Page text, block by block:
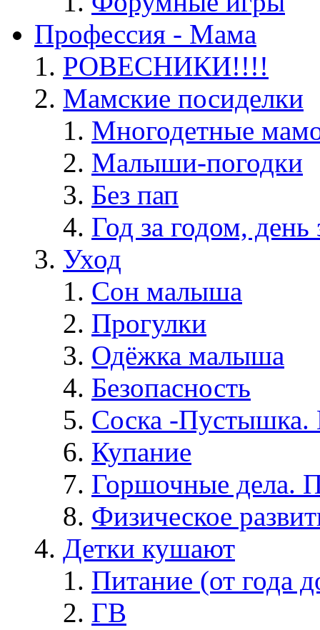
Профессия - Мама
РОВЕСНИКИ!!!!
Мамские посиделки
Многодетные
Малыши-погодки
Без пап
Год за годом, день
Уход
Сон малыша
Прогулки
Одёжка малыша
Безопасность
Соска -
Купание
Горшочные дела.
Физическое
Детки кушают
Питание (от года
ГВ